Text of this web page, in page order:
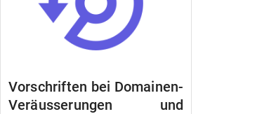
Vorschriften bei Domainen-
Veräusserungen und